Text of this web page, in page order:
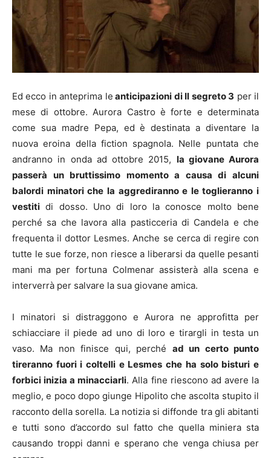
Ed ecco in anteprima le anticipazioni di Il segreto 3 per il
mese di ottobre. Aurora Castro è forte e determinata
come sua madre Pepa, ed è destinata a diventare la
nuova eroina della fiction spagnola. Nelle puntata che
andranno in onda ad ottobre 2015, la giovane Aurora
passerà un bruttissimo momento a causa di alcuni
balordi minatori che la aggrediranno e le toglieranno i
vestiti di dosso. Uno di loro la conosce molto bene
perché sa che lavora alla pasticceria di Candela e che
frequenta il dottor Lesmes. Anche se cerca di regire con
tutte le sue forze, non riesce a liberarsi da quelle pesanti
mani ma per fortuna Colmenar assisterà alla scena e
interverrà per salvare la sua giovane amica.
I minatori si distraggono e Aurora ne approfitta per
schiacciare il piede ad uno di loro e tirargli in testa un
vaso. Ma non finisce qui, perché ad un certo punto
tireranno fuori i coltelli e Lesmes che ha solo bisturi e
forbici inizia a minacciarli. Alla fine riescono ad avere la
meglio, e poco dopo giunge Hipolito che ascolta stupito il
racconto della sorella. La notizia si diffonde tra gli abitanti
e tutti sono d’accordo sul fatto che quella miniera sta
causando troppi danni e sperano che venga chiusa per